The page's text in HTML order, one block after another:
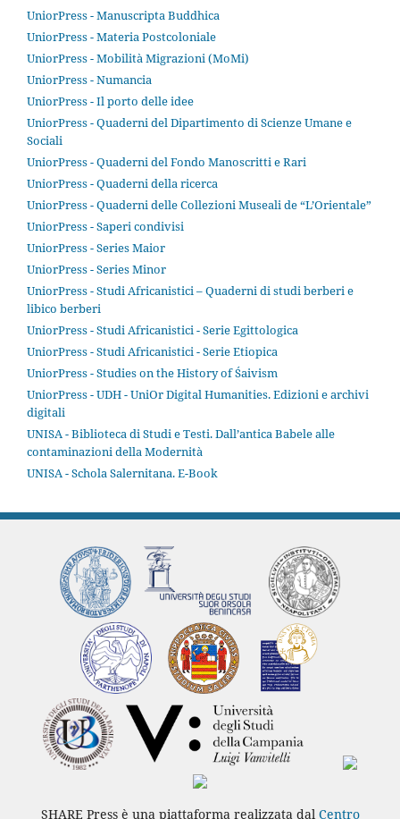
UniorPress - Manuscripta Buddhica
UniorPress - Materia Postcoloniale
UniorPress - Mobilità Migrazioni (MoMi)
UniorPress - Numancia
UniorPress - Il porto delle idee
UniorPress - Quaderni del Dipartimento di Scienze Umane e
Sociali
UniorPress - Quaderni del Fondo Manoscritti e Rari
UniorPress - Quaderni della ricerca
UniorPress - Quaderni delle Collezioni Museali de “L’Orientale”
UniorPress - Saperi condivisi
UniorPress - Series Maior
UniorPress - Series Minor
UniorPress - Studi Africanistici – Quaderni di studi berberi e
libico berberi
UniorPress - Studi Africanistici - Serie Egittologica
UniorPress - Studi Africanistici - Serie Etiopica
UniorPress - Studies on the History of Śaivism
UniorPress - UDH - UniOr Digital Humanities. Edizioni e archivi
digitali
UNISA - Biblioteca di Studi e Testi. Dall’antica Babele alle
contaminazioni della Modernità
UNISA - Schola Salernitana. E-Book
SHARE Press è una piattaforma realizzata dal Centro